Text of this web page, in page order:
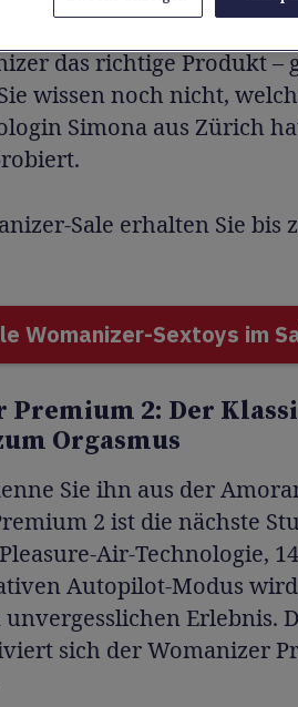
das richtige Produkt –
wissen noch nicht,
Simona aus Zürich
Sale erhalten Sie bis
Womanizer-Sextoys im
Premium 2: Der
Orgasmus
Sie ihn aus der
2 ist die nächste
Air-Technologie,
Autopilot-Modus
Erlebnis.
sich der Womanizer